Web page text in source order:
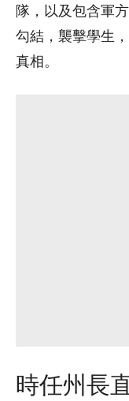
隊，以及包含軍
勾結，襲擊學生
真相。
時任州長